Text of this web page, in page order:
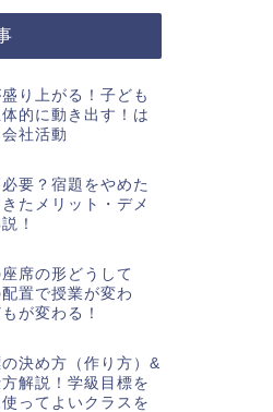
り上がる！子ども
的に動き出す！は
社活動
要？宿題をやめた
たメリット・デメ
！
席の形どうして
置で授業が変わ
が変わる！
決め方（作り方）&
解説！学級目標を
ってよいクラスを